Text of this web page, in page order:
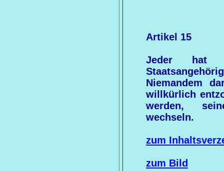
Artikel 15
Jeder hat
Niemandem
willkürlich
werden,
wechseln.
zum
zum Bild